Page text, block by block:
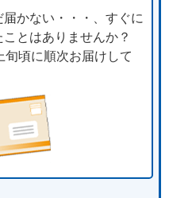
届かない・・・、すぐに
とはありませんか？
頃に順次お届けして